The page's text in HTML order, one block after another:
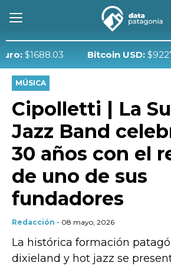
Bitcoin USD: $92270
MÚSICA
Cipolletti | La
Jazz Band
30 años con el
de uno de sus
fundadores
Redacción - 08 mayo, 2026
La histórica formación
dixieland y hot jazz se